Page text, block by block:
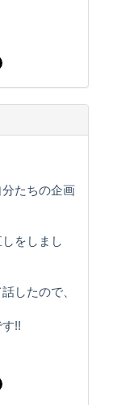
たちの企画
をしまし
したので、
!!